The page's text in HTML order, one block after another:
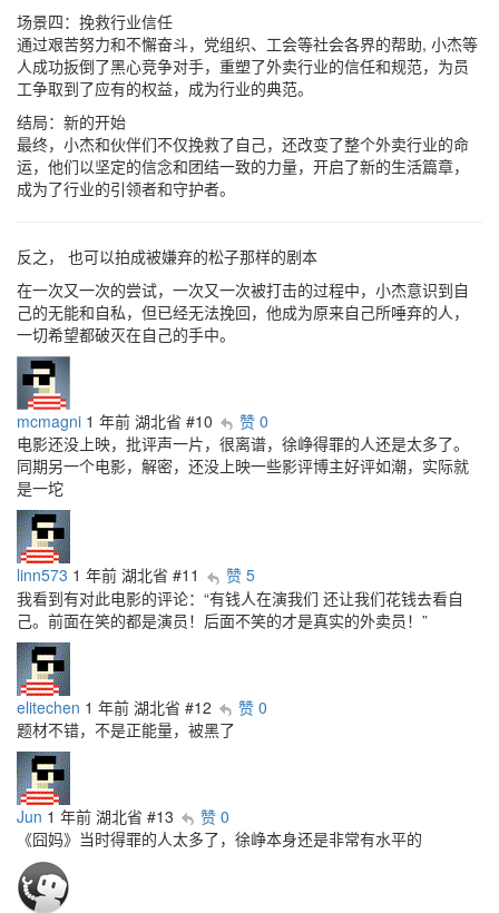
场景四：挽救行业信任
通过艰苦努力和不懈奋斗，党组织、工会等社会各界的帮助, 小杰等
人成功扳倒了黑心竞争对手，重塑了外卖行业的信任和规范，为员
工争取到了应有的权益，成为行业的典范。
结局：新的开始
最终，小杰和伙伴们不仅挽救了自己，还改变了整个外卖行业的命
运，他们以坚定的信念和团结一致的力量，开启了新的生活篇章，
成为了行业的引领者和守护者。
反之， 也可以拍成被嫌弃的松子那样的剧本
在一次又一次的尝试，一次又一次被打击的过程中，小杰意识到自
己的无能和自私，但已经无法挽回，他成为原来自己所唾弃的人，
一切希望都破灭在自己的手中。
mcmagni 1 年前 湖北省 #10
赞 0
电影还没上映，批评声一片，很离谱，徐峥得罪的人还是太多了。
同期另一个电影，解密，还没上映一些影评博主好评如潮，实际就
是一坨
linn573 1 年前 湖北省 #11
赞 5
我看到有对此电影的评论：“有钱人在演我们 还让我们花钱去看自
己。前面在笑的都是演员！后面不笑的才是真实的外卖员！”
elitechen 1 年前 湖北省 #12
赞 0
题材不错，不是正能量，被黑了
Jun 1 年前 湖北省 #13
赞 0
《囧妈》当时得罪的人太多了，徐峥本身还是非常有水平的